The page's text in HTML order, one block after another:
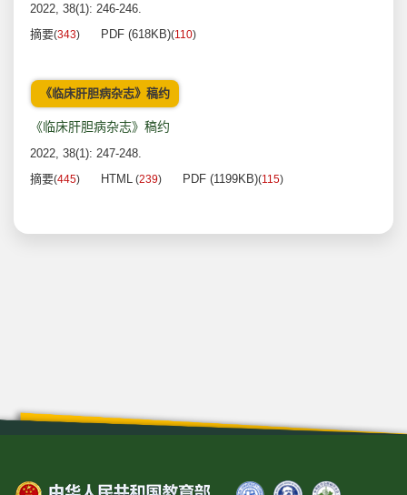
2022, 38(1): 246-246.
摘要(343) PDF (618KB)(110)
《临床肝胆病杂志》稿约
《临床肝胆病杂志》稿约
2022, 38(1): 247-248.
摘要(445) HTML (239) PDF (1199KB)(115)